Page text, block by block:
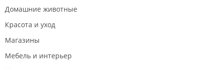
Домашние животные
Красота и уход
Магазины
Мебель и интерьер